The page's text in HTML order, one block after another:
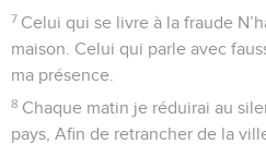
7 Celui qui se livre à la fraude
maison. Celui qui parle avec
ma présence.
8 Chaque matin je réduirai au
pays, Afin de retrancher de la